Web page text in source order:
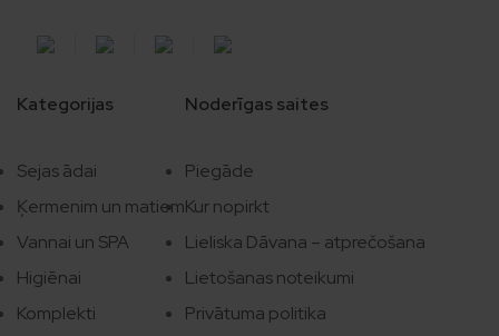
Kategorijas
Sejas ādai
Ķermenim un matiem
Vannai un SPA
Higiēnai
Komplekti
Noderīgas saites
Piegāde
Kur nopirkt
Lieliska Dāvana – atprečošana
Lietošanas noteikumi
Privātuma politika